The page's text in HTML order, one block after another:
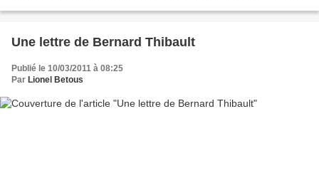
Une lettre de Bernard Thibault
Publié le 10/03/2011 à 08:25
Par Lionel Betous